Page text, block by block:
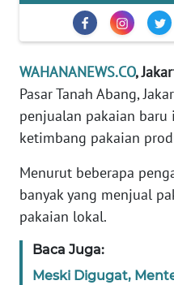
WAHANANEWS.CO,
Pasar Tanah Abang,
penjualan pakaian
ketimbang pakaian
Menurut beberapa
banyak yang menjual
pakaian lokal.
Baca Juga:
Meski Digugat,
EDITORIAL
Informasi
BERITA
KONTAK
INFO